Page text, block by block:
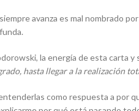
avanza es mal nombrado
la energía de esta carta
hasta llegar a la realización
como respuesta a por